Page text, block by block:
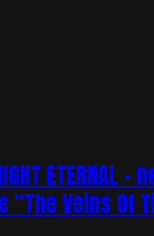
ETERNAL –
“The Veins Of